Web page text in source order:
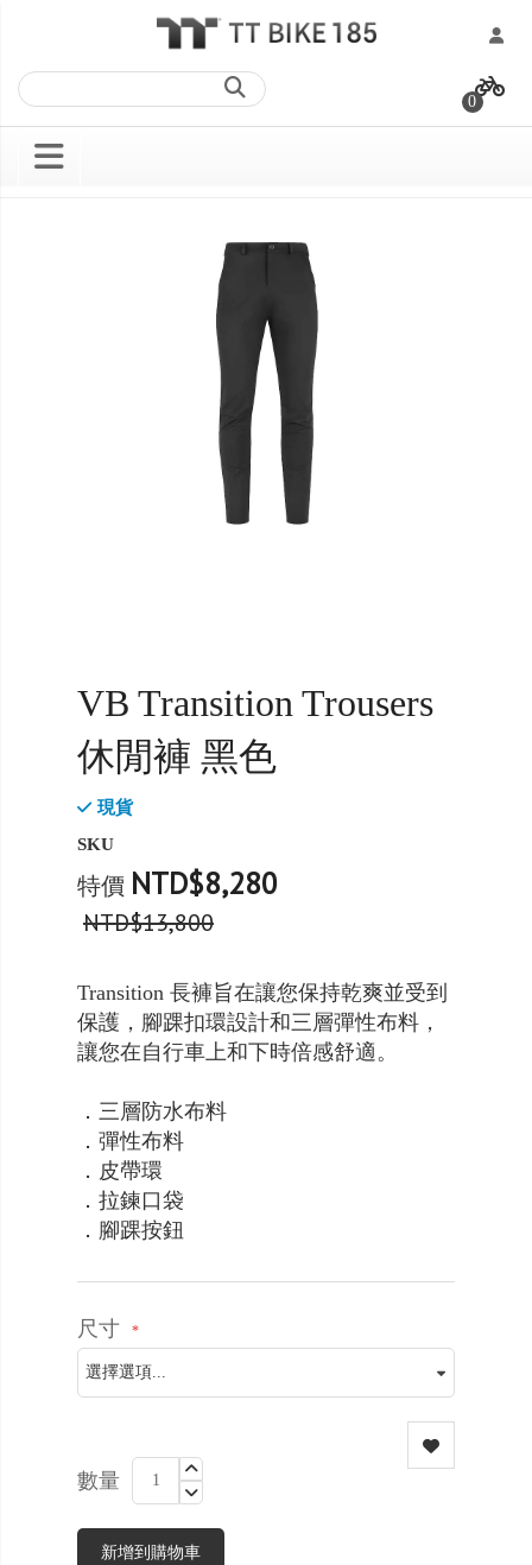
內
0
VB Transition Trousers
休閒褲 黑色
現貨
SKU
特價 NTD$8,280
NTD$13,800
Transition 長褲旨在讓您保持乾爽並受到
保護，腳踝扣環設計和三層彈性布料，
讓您在自行車上和下時倍感舒適。
．三層防水布料
．彈性布料
．皮帶環
．拉鍊口袋
．腳踝按鈕
尺寸
數量
新增到購物車